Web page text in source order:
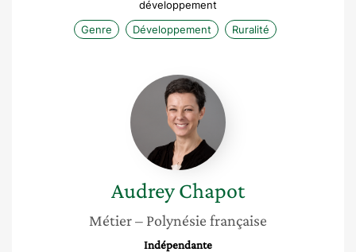
développement
Genre
Développement Ruralité
Audrey
Chapot
AudreyChapot
Métier– Polynésie française
Indépendante